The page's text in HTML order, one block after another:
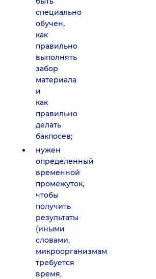
специально
обучен,
как
правильно
выполнять
забор
материала
и
как
правильно
делать
бакпосев;
нужен
определенный
временной
промежуток,
чтобы
получить
результаты
(иными
словами,
микроорганизмам
требуется
время,